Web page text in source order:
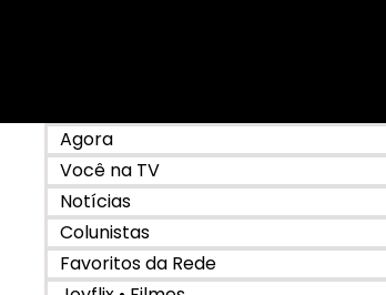
Agora
Você na TV
Notícias
Colunistas
Favoritos da Rede